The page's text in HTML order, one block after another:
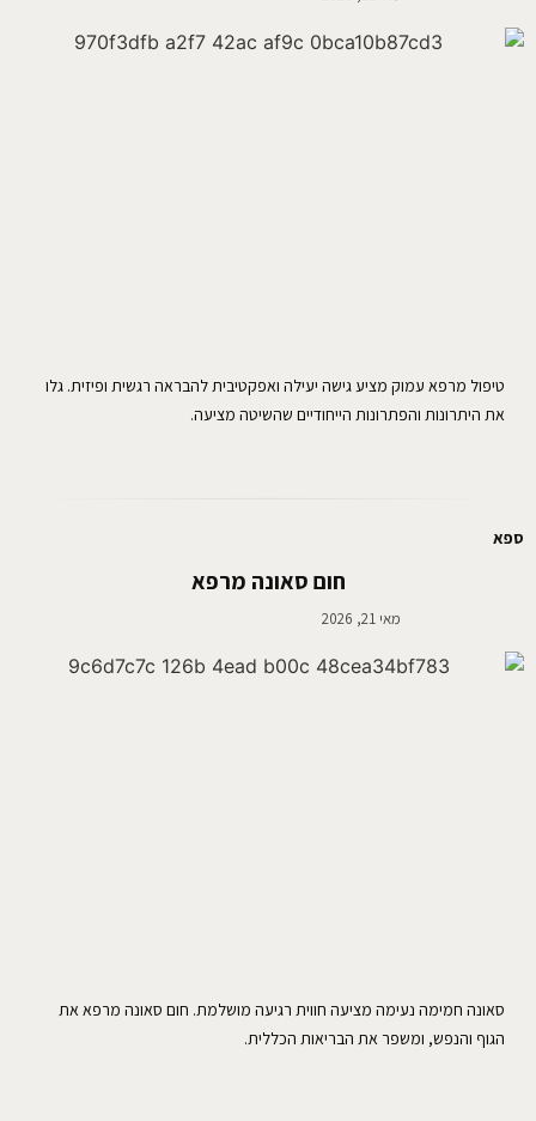
טיפול מרפא עמוק מציע גישה יעילה ואפקטיבית להבראה רגשית ופיזית. גלו
את היתרונות והפתרונות הייחודיים שהשיטה מציעה.
ספא
חום סאונה מרפא
מאי 21, 2026
סאונה חמימה נעימה מציעה חווית רגיעה מושלמת. חום סאונה מרפא את
הגוף והנפש, ומשפר את הבריאות הכללית.